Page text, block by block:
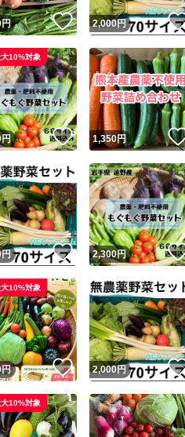
円 いいね！
2,000円
円 いいね！
10%対象
1,350円
円 いいね！
2,300円
円 いいね！
10%対象
2,000円
10%対象